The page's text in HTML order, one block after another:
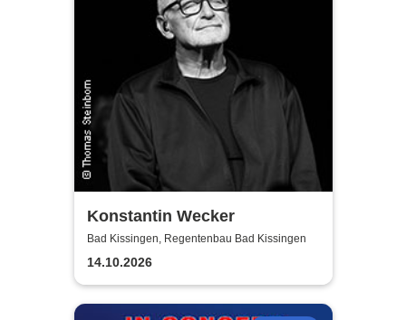
Konstantin Wecker
Bad Kissingen, Regentenbau Bad Kissingen
14.10.2026